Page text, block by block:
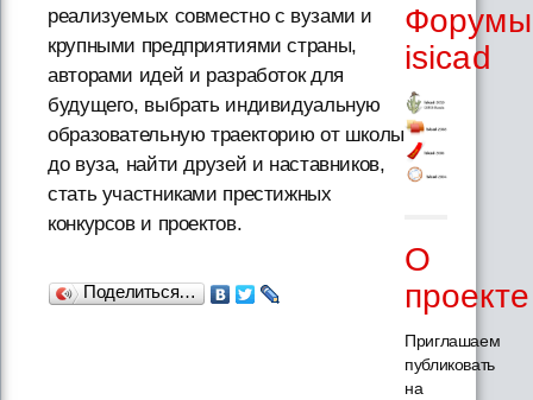
реализуемых совместно с вузами и
крупными предприятиями страны,
авторами идей и разработок для
будущего, выбрать индивидуальную
образовательную траекторию от школы
до вуза, найти друзей и наставников,
стать участниками престижных
конкурсов и проектов.
Поделиться…
Форумы
isicad
О
проекте
Приглашаем
публиковать
на